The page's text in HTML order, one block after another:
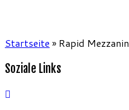
Startseite » Rapid
Soziale Links